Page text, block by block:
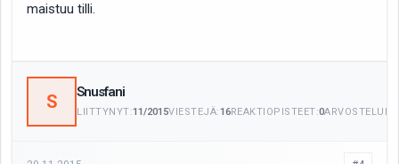
maistuu tilli.
S Snusfani
LIITTYNYT:11/2015VIESTEJÄ:16REAKTIOPISTEET:0